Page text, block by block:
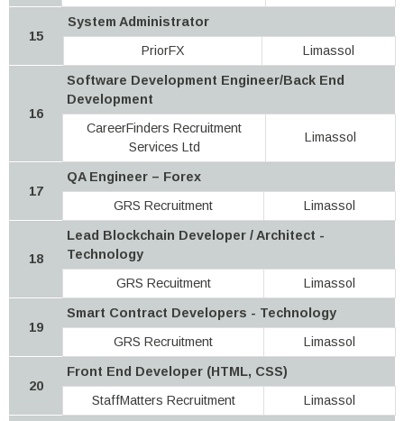
15
System Administrator
PriorFX
Limassol
16
Software Development Engineer/Back End
Development
CareerFinders Recruitment
Services Ltd
Limassol
17
QA Engineer – Forex
GRS Recruitment
Limassol
18
Lead Blockchain Developer / Architect -
Technology
GRS Recuitment
Limassol
19
Smart Contract Developers - Technology
GRS Recruitment
Limassol
20
Front End Developer (HTML, CSS)
StaffMatters Recruitment
Limassol